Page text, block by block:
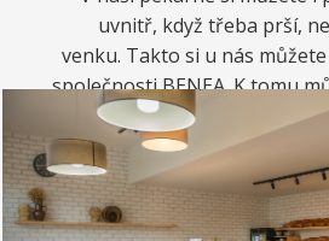
uvnitř, když třeba prší,
venku. Takto si u nás
společnosti BENEA. K tomu
kávou. Nebo si raději